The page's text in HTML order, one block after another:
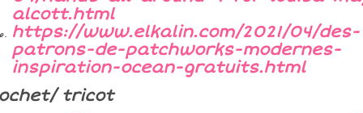
alcott.html
https://www.elkalin.com/2021/04/des-
patrons-de-patchworks-modernes-
inspiration-ocean-gratuits.html
tricot